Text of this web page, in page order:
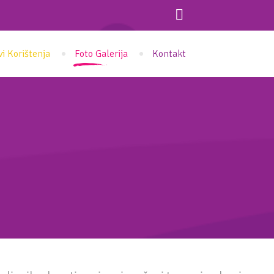
Korištenja Foto Galerija Kontakt